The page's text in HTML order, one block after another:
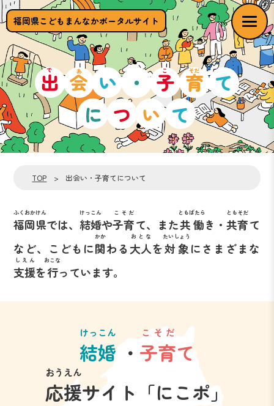
福岡県こどもまんなかポータルサイト
TOP > 出会い・子育てについて
福岡県
ふくおかけん
では、結婚
けっこん
や子育
こそだ
て、また共働
ともばたら
き・共育
ともそだ
て
など、 こどもに関
かか
わる 大人
おとな
を対象
たいしょう
にさまざまな
支援
しえん
を行
おこな
っています。
結婚
けっこん
・ 子育
こそだ
て
応援
おうえん
サイト 「にこポ」